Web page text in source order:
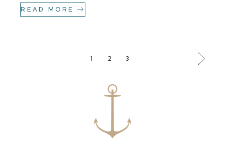
READ MORE
1 2 3